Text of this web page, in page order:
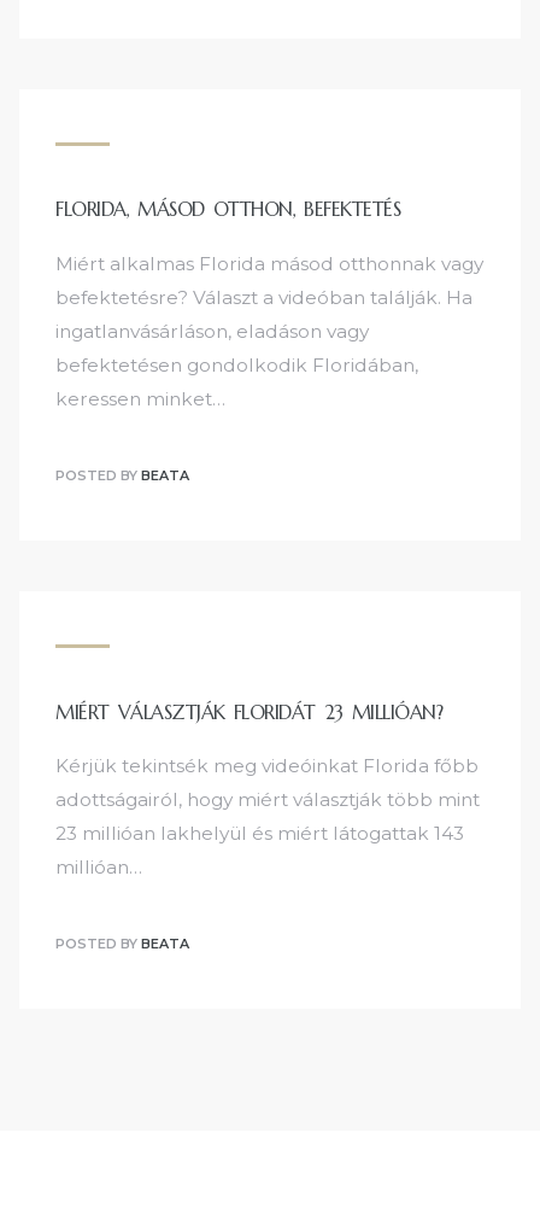
FLORIDA, MÁSOD OTTHON, BEFEKTETÉS
Miért alkalmas Florida másod otthonnak vagy
befektetésre? Választ a videóban találják. Ha
ingatlanvásárláson, eladáson vagy
befektetésen gondolkodik Floridában,
keressen minket…
POSTED BY BEATA
MIÉRT VÁLASZTJÁK FLORIDÁT 23 MILLIÓAN?
Kérjük tekintsék meg videóinkat Florida főbb
adottságairól, hogy miért választják több mint
23 millióan lakhelyül és miért látogattak 143
millióan…
POSTED BY BEATA